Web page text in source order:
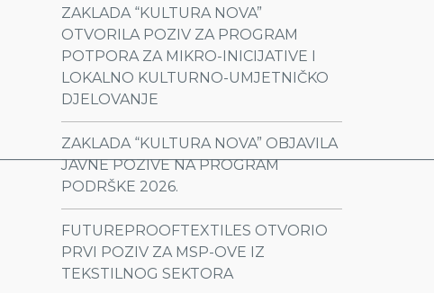
ZAKLADA “KULTURA NOVA”
OTVORILA POZIV ZA PROGRAM
POTPORA ZA MIKRO-INICIJATIVE I
LOKALNO KULTURNO-UMJETNIČKO
DJELOVANJE
ZAKLADA “KULTURA NOVA” OBJAVILA
JAVNE POZIVE NA PROGRAM
PODRŠKE 2026.
FUTUREPROOFTEXTILES OTVORIO
PRVI POZIV ZA MSP-OVE IZ
TEKSTILNOG SEKTORA